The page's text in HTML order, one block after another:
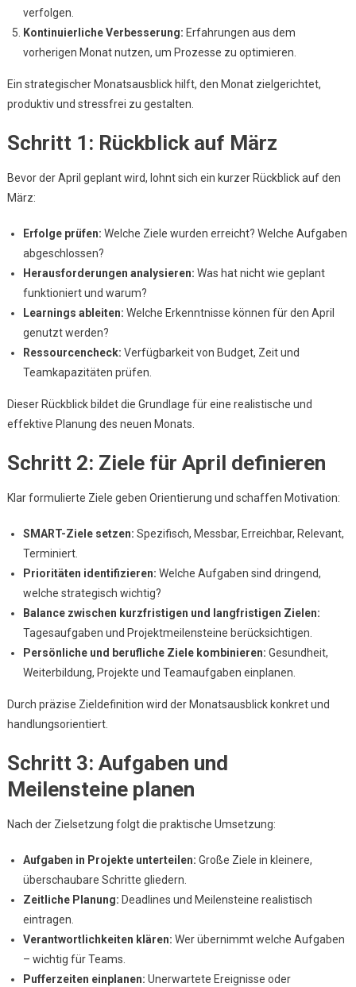
verfolgen.
Kontinuierliche Verbesserung: Erfahrungen aus dem
vorherigen Monat nutzen, um Prozesse zu optimieren.
Ein strategischer Monatsausblick hilft, den Monat zielgerichtet,
produktiv und stressfrei zu gestalten.
Schritt 1: Rückblick auf März
Bevor der April geplant wird, lohnt sich ein kurzer Rückblick auf den
März:
Erfolge prüfen: Welche Ziele wurden erreicht? Welche Aufgaben
abgeschlossen?
Herausforderungen analysieren: Was hat nicht wie geplant
funktioniert und warum?
Learnings ableiten: Welche Erkenntnisse können für den April
genutzt werden?
Ressourcencheck: Verfügbarkeit von Budget, Zeit und
Teamkapazitäten prüfen.
Dieser Rückblick bildet die Grundlage für eine realistische und
effektive Planung des neuen Monats.
Schritt 2: Ziele für April definieren
Klar formulierte Ziele geben Orientierung und schaffen Motivation:
SMART-Ziele setzen: Spezifisch, Messbar, Erreichbar, Relevant,
Terminiert.
Prioritäten identifizieren: Welche Aufgaben sind dringend,
welche strategisch wichtig?
Balance zwischen kurzfristigen und langfristigen Zielen:
Tagesaufgaben und Projektmeilensteine berücksichtigen.
Persönliche und berufliche Ziele kombinieren: Gesundheit,
Weiterbildung, Projekte und Teamaufgaben einplanen.
Durch präzise Zieldefinition wird der Monatsausblick konkret und
handlungsorientiert.
Schritt 3: Aufgaben und
Meilensteine planen
Nach der Zielsetzung folgt die praktische Umsetzung:
Aufgaben in Projekte unterteilen: Große Ziele in kleinere,
überschaubare Schritte gliedern.
Zeitliche Planung: Deadlines und Meilensteine realistisch
eintragen.
Verantwortlichkeiten klären: Wer übernimmt welche Aufgaben
– wichtig für Teams.
Pufferzeiten einplanen: Unerwartete Ereignisse oder